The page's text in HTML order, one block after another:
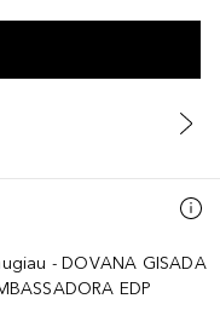
- DOVANA GISADA
EDP